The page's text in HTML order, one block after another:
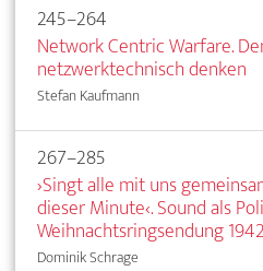
245–264
Network Centric Warfare.
netzwerktechnisch denken
Stefan Kaufmann
267–285
›Singt alle mit uns
dieser Minute‹. Sound als
Weihnachtsringsendung 1942
Dominik Schrage